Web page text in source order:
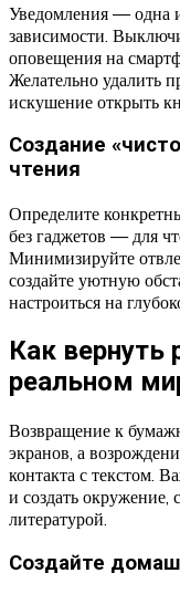
Уведомления — одна
зависимости.
оповещения на
Желательно удалить
искушение открыть
Создание
чтения
Определите
без гаджетов — для
Минимизируйте
создайте уютную
настроиться на
Как вернуть
реальном
Возвращение к
экранов, а
контакта с текстом.
и создать
литературой.
Создайте